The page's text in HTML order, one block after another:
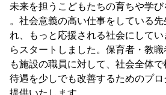
未来を担うこどもたちの育ちや学び
。社会意義の高い仕事をしている
れ、もっと応援される社会にして
らスタートしました。保育者・教
も施設の職員に対して、社会全体
待遇を少しでも改善するためのプ
提供いたします。